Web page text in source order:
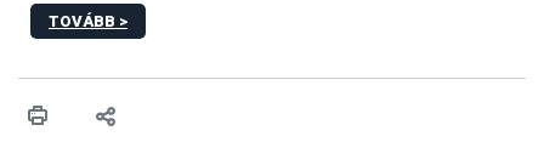
engedélyokiratát módosította, így azok a szüretet követően,
egészen a vesszőérettség (BBCH 91) stádiumáig
érésű szőlőkben is legyen lehetőség a károsító elleni további
felhasználók számára is elérhető és ökológiai termesztésben is
TOVÁBB >